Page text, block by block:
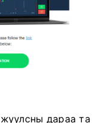
дараа та